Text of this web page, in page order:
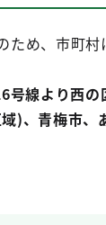
め、市町
線より西
)、青梅市、